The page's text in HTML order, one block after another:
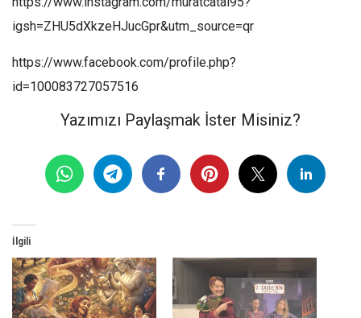
igsh=ZHU5dXkzeHJucGpr&utm_source=qr
https://www.facebook.com/profile.php?
id=100083727057516
Yazımızı Paylaşmak İster Misiniz?
İlgili